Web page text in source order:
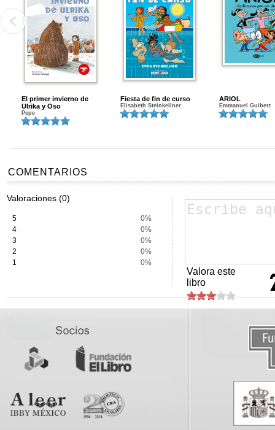
El primer invierno de
Ulrika y Oso
Pepe
Fiesta de fin de curso
Elisabeth Steinkellner
ARIOL
Emmanuel Guibert
COMENTARIOS
Valoraciones (0)
5
0%
4
0%
3
0%
2
0%
1
0%
Valora este
libro